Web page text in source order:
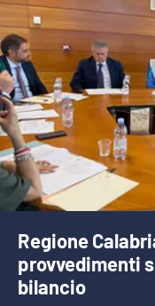
Regione
provvedimenti
bilancio